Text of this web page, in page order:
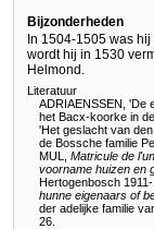
Bijzonderheden
In 1504-1505 was
wordt hij in 1530
Helmond.
Literatuur
ADRIAENSSEN, 'De
het Bacx-koorke in
'Het geslacht van
de Bossche familie
MUL, Matricule de
voorname huizen en
Hertogenbosch
hunne eigenaars of
der adelijke familie
26